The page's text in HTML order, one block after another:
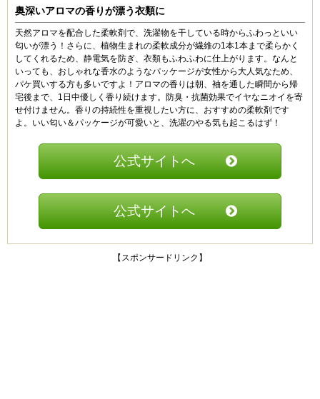
奥深いアロマの香りが漂う衣類に
天然アロマを配合した柔軟剤で、洗濯物を干している時からふわっといい
匂いが漂う！さらに、植物生まれの柔軟成分が繊維の1本1本まで柔らかく
してくれるため、静電気を防ぎ、衣類もふわふわに仕上がります。なんと
いっても、おしゃれな香水のようなパッケージが女性から大人気なため、
パケ買いする方も多いですよ！アロマの香りは朝、袖を通した瞬間から帰
宅後まで、1日中優しく香り続けます。防臭・抗菌効果でイヤなニオイを寄
せ付けません。香りの持続性を重視したい方に、おすすめの柔軟剤です
よ。いい匂い＆パッケージが可愛いと、洗濯のやる気も起こるはず！
公式サイトへ
公式サイトへ
【スポンサードリンク】